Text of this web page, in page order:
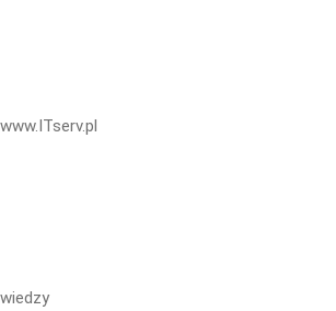
www.ITserv.pl
wiedzy